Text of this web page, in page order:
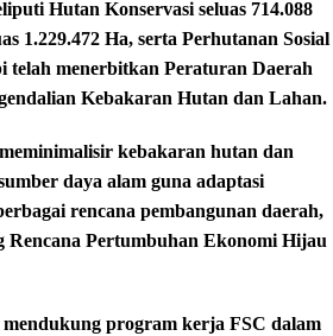
Hutan Konservasi seluas 714.088
1.229.472 Ha, serta Perhutanan Sosial
telah menerbitkan Peraturan Daerah
Kebakaran Hutan dan Lahan.
kebakaran hutan dan
daya alam guna adaptasi
rencana pembangunan daerah,
Rencana Pertumbuhan Ekonomi Hijau
program kerja FSC dalam